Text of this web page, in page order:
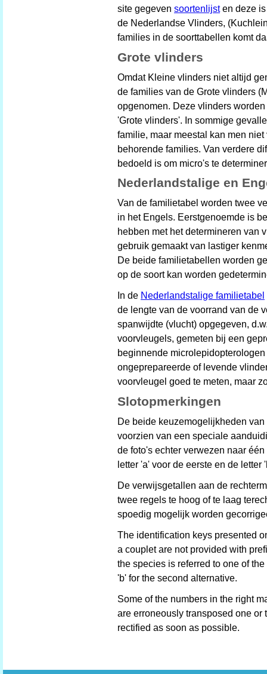
site gegeven soortenlijsten deze is
de Nederlandse Vlinders,
families in de soorttabellen komt
Grote vlinders
Omdat Kleine vlinders niet altijd
de families van de Grote vlinders
opgenomen. Deze vlinders
'Grote vlinders'. In sommige
familie, maar meestal kan men
behorende families. Van verdere
bedoeld is om micro's te
Nederlandstalige en
Van de familietabel worden twee
in het Engels. Eerstgenoemde is
hebben met het determineren van
gebruik gemaakt van lastiger
De beide familietabellen worden
op de soort kan worden
In de Nederlandstalige familietabel
de lengte van de voorrand van de
spanwijdte (vlucht) opgegeven,
voorvleugels, gemeten bij een
beginnende
ongeprepareerde of levende
voorvleugel goed te meten, maar
Slotopmerkingen
De beide keuzemogelijkheden
voorzien van een speciale
de foto's echter verwezen naar
letter 'a' voor de eerste en de
De verwijsgetallen aan de
twee regels te hoog of te laag
spoedig mogelijk worden
The identification keys presented
a couplet are not provided with
the species is referred to one of
'b' for the second alternative.
Some of the numbers in the right
are erroneously transposed one
rectified as soon as possible.